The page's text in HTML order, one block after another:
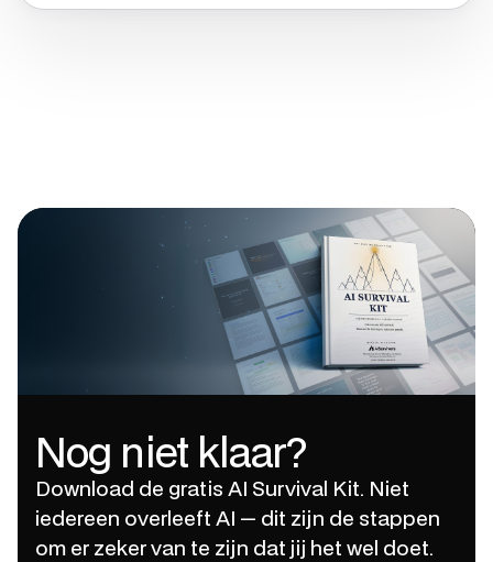
Nog niet klaar?
Download de gratis AI Survival Kit. Niet
iedereen overleeft AI — dit zijn de stappen
om er zeker van te zijn dat jij het wel doet.